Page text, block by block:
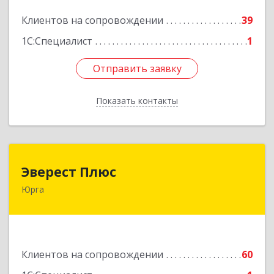
Клиентов на сопровождении
39
1С:Специалист
1
Отправить заявку
Показать контакты
Отправить заявку
Назад
Эверест Плюс
Юрга
Клиентов на сопровождении
60
652055, Кемеровская обл, Юрга г, Московская